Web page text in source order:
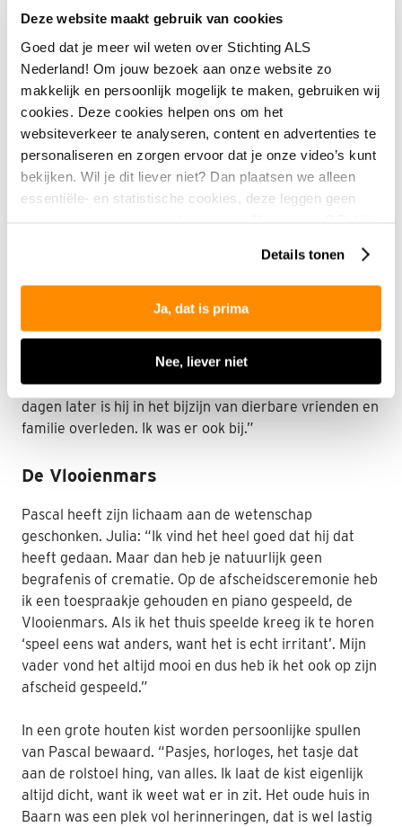
Deze website maakt gebruik van cookies
Goed dat je meer wil weten over Stichting ALS
Nederland! Om jouw bezoek aan onze website zo
makkelijk en persoonlijk mogelijk te maken, gebruiken wij
cookies. Deze cookies helpen ons om het
websiteverkeer te analyseren, content en advertenties te
personaliseren en zorgen ervoor dat je onze video’s kunt
bekijken. Wil je dit liever niet? Dan plaatsen we alleen
essentiële- en statistische cookies, deze leggen geen
Details tonen
Ja, dat is prima
Nee, liever niet
toespraakje gehouden en piano
gespeeld, de Vlooienmars.”
Helpen met zorg
Julia heeft, hoe klein ze ook was, hard meegedaan aan
de zorg voor haar vader. “Ik maakte drinken, hielp met
aankleden en vroeg dikwijls hoe het ging en of hij iets
hadden zo’n zuurstofding, maar dat was niet genoeg”,
vertelt Julia. “Hij is met spoed naar het ziekenhuis
gebracht, waar hij twee dagen heeft gelegen, totdat
het wat beter ging. Thuis is de zorg 24/7 daarna
geregeld met hulp van vrienden en familie. Een paar
dagen later is hij in het bijzijn van dierbare vrienden en
familie overleden. Ik was er ook bij.”
De Vlooienmars
Pascal heeft zijn lichaam aan de wetenschap
geschonken. Julia: “Ik vind het heel goed dat hij dat
heeft gedaan. Maar dan heb je natuurlijk geen
begrafenis of crematie. Op de afscheidsceremonie heb
ik een toespraakje gehouden en piano gespeeld, de
Vlooienmars. Als ik het thuis speelde kreeg ik te horen
‘speel eens wat anders, want het is echt irritant’. Mijn
vader vond het altijd mooi en dus heb ik het ook op zijn
afscheid gespeeld.”
In een grote houten kist worden persoonlijke spullen
van Pascal bewaard. “Pasjes, horloges, het tasje dat
aan de rolstoel hing, van alles. Ik laat de kist eigenlijk
altijd dicht, want ik weet wat er in zit. Het oude huis in
Baarn was een plek vol herinneringen, dat is wel lastig